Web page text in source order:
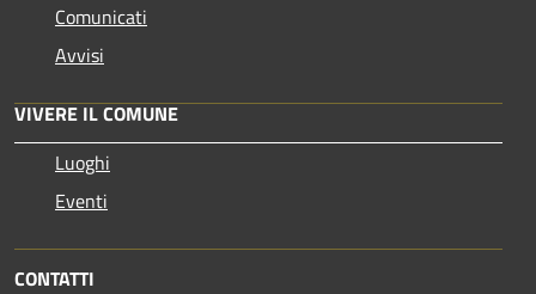
Comunicati
Avvisi
VIVERE IL COMUNE
Luoghi
Eventi
CONTATTI